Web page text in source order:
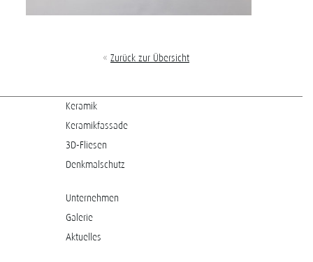
« Zurück zur Übersicht
Keramik
Keramikfassade
3D-Fliesen
Denkmalschutz
Unternehmen
Galerie
Aktuelles